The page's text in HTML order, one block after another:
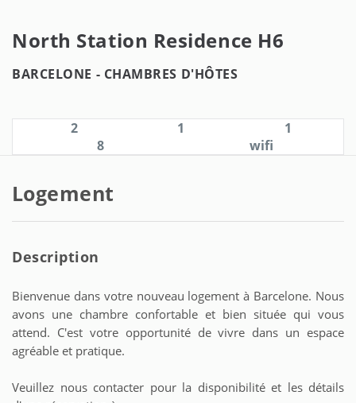
North Station Residence H6
BARCELONE - CHAMBRES D'HÔTES
2 1
1
8
wifi
Logement
Description
Bienvenue dans votre nouveau logement à Barcelone. Nous
avons une chambre confortable et bien située qui vous
attend. C'est votre opportunité de vivre dans un espace
agréable et pratique.
Veuillez nous contacter pour la disponibilité et les détails